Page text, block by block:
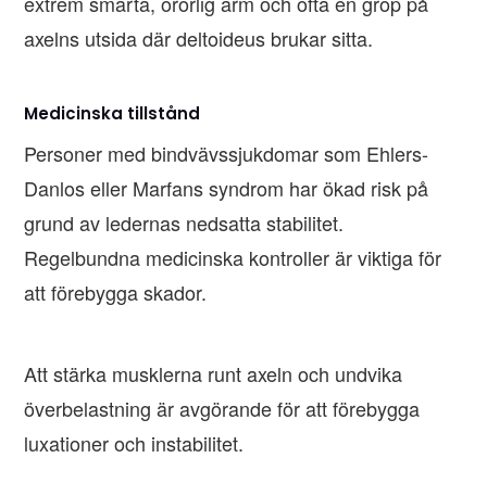
axelns utsida där deltoideus brukar sitta.
Medicinska tillstånd
Personer med bindvävssjukdomar som Ehlers-
Danlos eller Marfans syndrom har ökad risk på
grund av ledernas nedsatta stabilitet.
Regelbundna medicinska kontroller är viktiga för
att förebygga skador.
Att stärka musklerna runt axeln och undvika
överbelastning är avgörande för att förebygga
luxationer och instabilitet.